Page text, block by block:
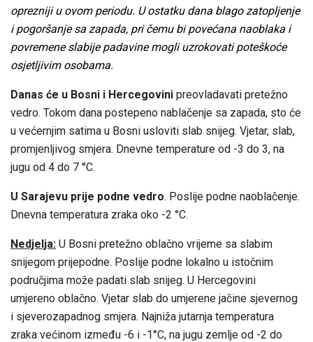
oprezniji u ovom periodu. U ostatku dana blago zatopljenje
i pogoršanje sa zapada, pri čemu bi povećana naoblaka i
povremene slabije padavine mogli uzrokovati poteškoće
osjetljivim osobama.
Danas će u Bosni i Hercegovini preovladavati pretežno
vedro. Tokom dana postepeno nablačenje sa zapada, sto će
u većernjim satima u Bosni usloviti slab snijeg. Vjetar, slab,
promjenljivog smjera. Dnevne temperature od -3 do 3, na
jugu od 4 do 7 °C.
U Sarajevu prije podne vedro. Poslije podne naoblačenje.
Dnevna temperatura zraka oko -2 °C.
Nedjelja: U Bosni pretežno oblačno vrijeme sa slabim
snijegom prijepodne. Poslije podne lokalno u istočnim
područjima može padati slab snijeg. U Hercegovini
umjereno oblačno. Vjetar slab do umjerene jačine sjevernog
i sjeverozapadnog smjera. Najniža jutarnja temperatura
zraka većinom između -6 i -1°C, na jugu zemlje od -2 do